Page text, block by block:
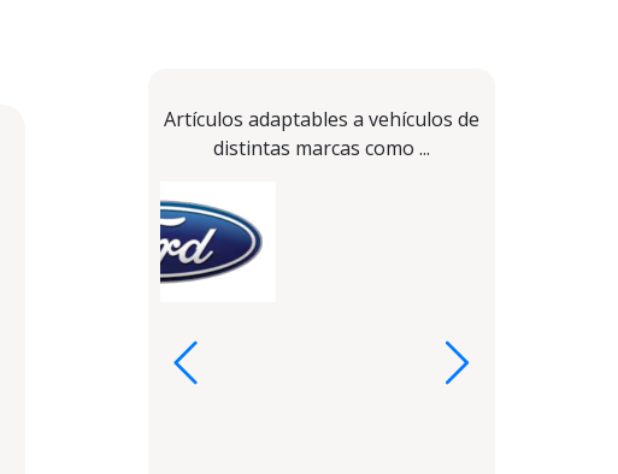
Artículos adaptables a vehículos de
distintas marcas como ...